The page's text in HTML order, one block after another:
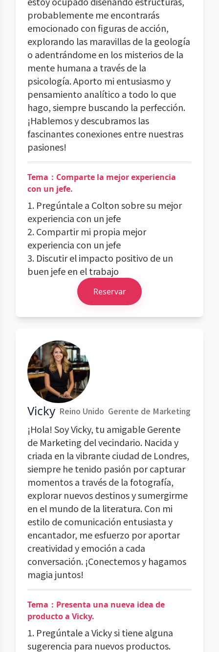
probablemente me encontrarás
emocionado con figuras de acción,
explorando las maravillas de la geología
o adentrándome en los misterios de la
mente humana a través de la
psicología. Aporto mi entusiasmo y
pensamiento analítico a todo lo que
hago, siempre buscando la perfección.
¡Hablemos y descubramos las
fascinantes conexiones entre nuestras
pasiones!
Tema：Comparte la mejor experiencia
con un jefe.
1. Pregúntale a Colton sobre su mejor
experiencia con un jefe
2. Compartir mi propia mejor
experiencia con un jefe
3. Discutir el impacto positivo de un
buen jefe en el trabajo
Reservar
Vicky Reino Unido Gerente de Marketing
¡Hola! Soy Vicky, tu amigable Gerente
de Marketing del vecindario. Nacida y
criada en la vibrante ciudad de Londres,
siempre he tenido pasión por capturar
momentos a través de la fotografía,
explorar nuevos destinos y sumergirme
en el mundo de la literatura. Con mi
estilo de comunicación entusiasta y
encantador, me esfuerzo por aportar
creatividad y emoción a cada
conversación. ¡Conectemos y hagamos
magia juntos!
Tema：Presenta una nueva idea de
producto a Vicky.
1. Pregúntale a Vicky si tiene alguna
sugerencia para nuevos productos.